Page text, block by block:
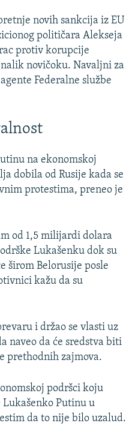
novih sankcija iz EU
političara Alekseja
protiv korupcije
novičoku. Navaljni za
Federalne službe
na ekonomskoj
dobila od Rusije kada se
protestima, preneo je
od 1,5 milijardi dolara
Lukašenku dok su
širom Belorusije posle
kažu da su
i držao se vlasti uz
naveo da će sredstva biti
prethodnih zajmova.
podršci koju
Putinu u
da to nije bilo uzalud.